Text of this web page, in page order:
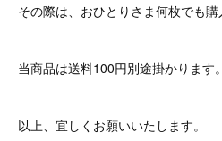
その際は、おひとりさま何枚でも購
当商品は送料100円別途掛かります。
以上、宜しくお願いいたします。